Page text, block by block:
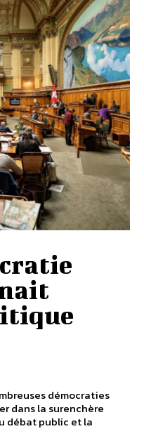
démocraties
dans la surenchère
débat public et la